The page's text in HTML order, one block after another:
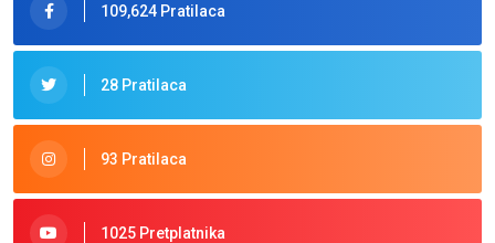
109,624 Pratilaca
28 Pratilaca
93 Pratilaca
1025 Pretplatnika